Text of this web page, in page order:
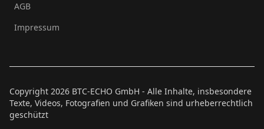
AGB
Impressum
Copyright 2026 BTC-ECHO GmbH - Alle Inhalte, insbesondere
Texte, Videos, Fotografien und Grafiken sind urheberrechtlich
geschützt